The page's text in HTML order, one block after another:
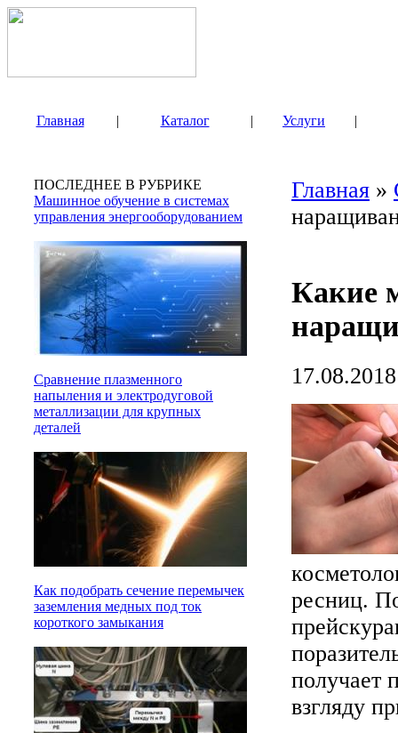
Главная | Каталог | Услуги |
ПОСЛЕДНЕЕ В РУБРИКЕ
Машинное обучение в системах
управления энергооборудованием
Сравнение плазменного
напыления и электродуговой
металлизации для крупных
деталей
Как подобрать сечение перемычек
заземления медных под ток
короткого замыкания
Главная »
Какие
17.08.2018
ресниц.
получает
взгляду